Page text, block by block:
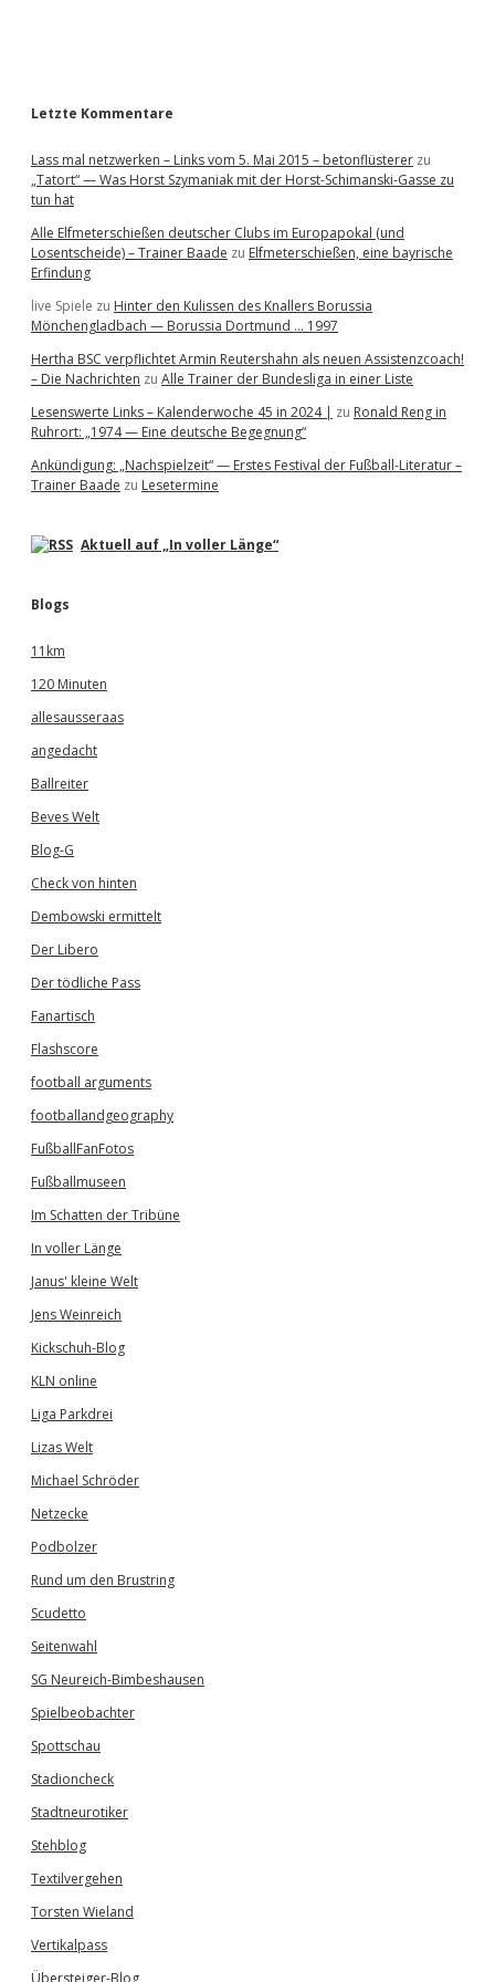
Letzte Kommentare
Lass mal netzwerken – Links vom 5. Mai 2015 – betonflüsterer zu
„Tatort“ — Was Horst Szymaniak mit der Horst-Schimanski-Gasse zu
tun hat
Alle Elfmeterschießen deutscher Clubs im Europapokal (und
Losentscheide) – Trainer Baade zu Elfmeterschießen, eine bayrische
Erfindung
live Spiele zu Hinter den Kulissen des Knallers Borussia
Mönchengladbach — Borussia Dortmund … 1997
Hertha BSC verpflichtet Armin Reutershahn als neuen Assistenzcoach!
– Die Nachrichten zu Alle Trainer der Bundesliga in einer Liste
Lesenswerte Links – Kalenderwoche 45 in 2024 | zu Ronald Reng in
Ruhrort: „1974 — Eine deutsche Begegnung“
Ankündigung: „Nachspielzeit“ — Erstes Festival der Fußball-Literatur –
Trainer Baade zu Lesetermine
Aktuell auf „In voller Länge“
Blogs
11km
120 Minuten
allesausseraas
angedacht
Ballreiter
Beves Welt
Blog-G
Check von hinten
Dembowski ermittelt
Der Libero
Der tödliche Pass
Fanartisch
Flashscore
football arguments
footballandgeography
FußballFanFotos
Fußballmuseen
Im Schatten der Tribüne
In voller Länge
Janus' kleine Welt
Jens Weinreich
Kickschuh-Blog
KLN online
Liga Parkdrei
Lizas Welt
Michael Schröder
Netzecke
Podbolzer
Rund um den Brustring
Scudetto
Seitenwahl
SG Neureich-Bimbeshausen
Spielbeobachter
Spottschau
Stadioncheck
Stadtneurotiker
Stehblog
Textilvergehen
Torsten Wieland
Vertikalpass
Übersteiger-Blog